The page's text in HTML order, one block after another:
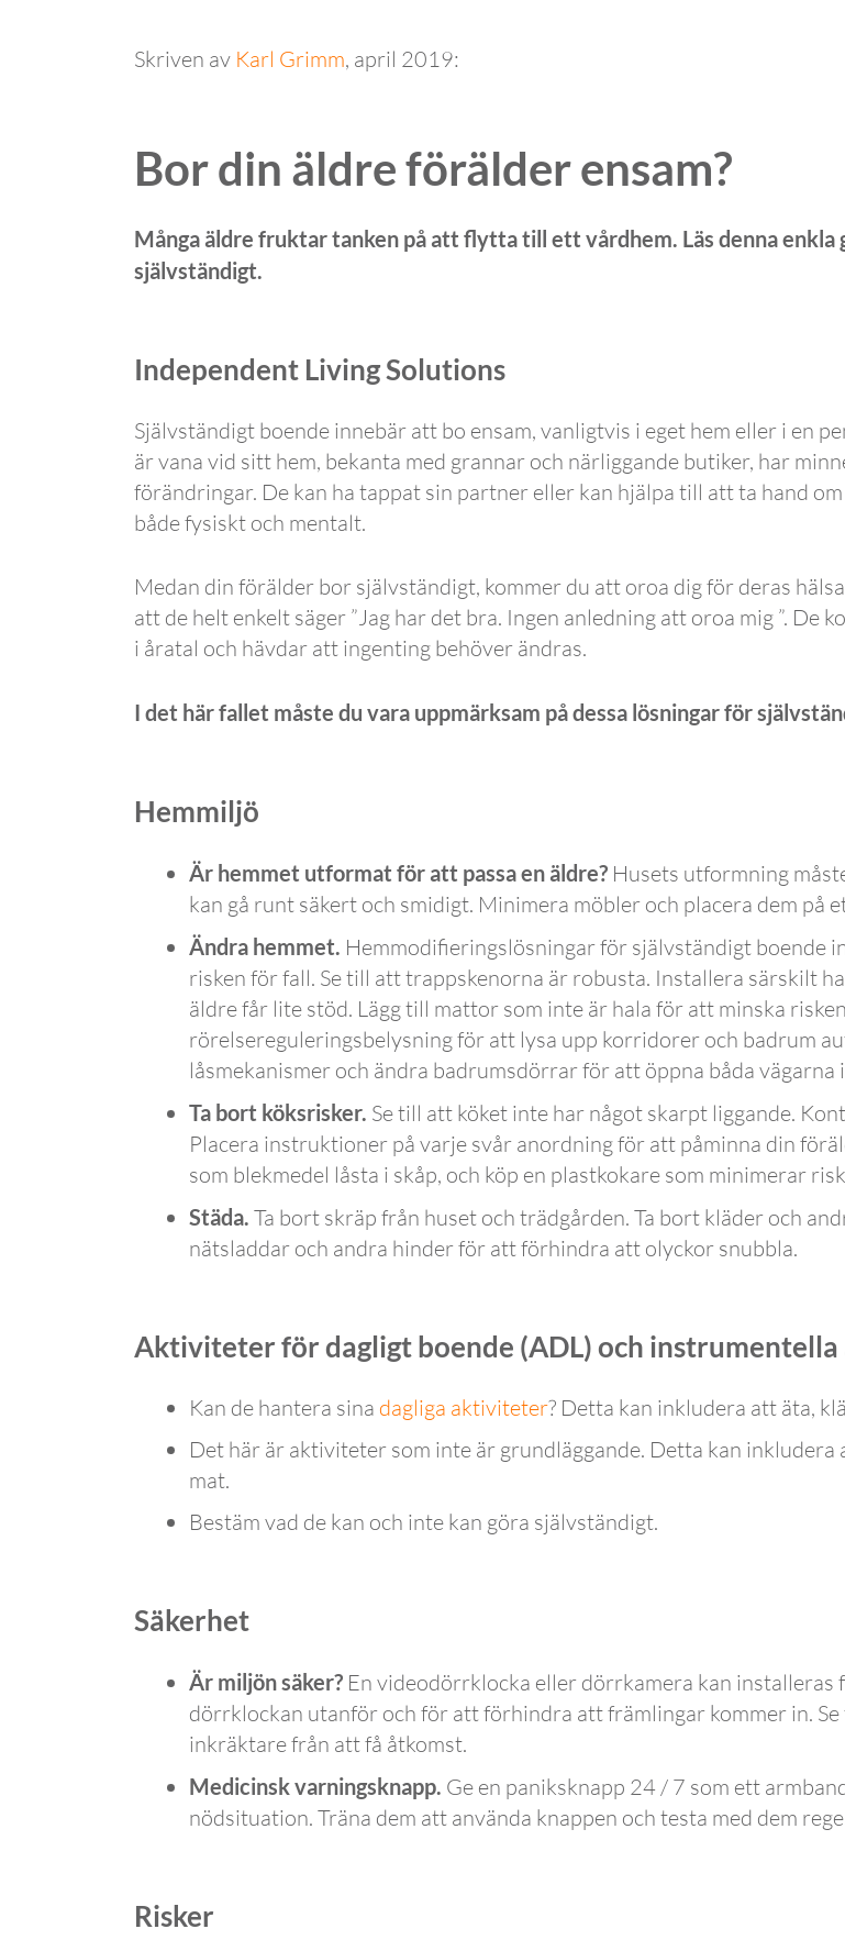
Skriven av Karl Grimm, april 2019:
Bor din äldre förälder ensam?
Många äldre fruktar tanken på att flytta till ett vårdhem. Läs denna
självständigt.
Independent Living Solutions
Självständigt boende innebär att bo ensam, vanligtvis i eget hem eller i en
är vana vid sitt hem, bekanta med grannar och närliggande butiker, har
förändringar. De kan ha tappat sin partner eller kan hjälpa till att ta hand
både fysiskt och mentalt.
Medan din förälder bor självständigt, kommer du att oroa dig för deras
att de helt enkelt säger ”Jag har det bra. Ingen anledning att oroa mig ”.
i åratal och hävdar att ingenting behöver ändras.
I det här fallet måste du vara uppmärksam på dessa lösningar för
Hemmiljö
Är hemmet utformat för att passa en äldre? Husets utformning
kan gå runt säkert och smidigt. Minimera möbler och placera dem på
Ändra hemmet. Hemmodifieringslösningar för självständigt boende
risken för fall. Se till att trappskenorna är robusta. Installera särskilt
äldre får lite stöd. Lägg till mattor som inte är hala för att minska
rörelsereguleringsbelysning för att lysa upp korridorer och badrum
låsmekanismer och ändra badrumsdörrar för att öppna båda
Ta bort köksrisker. Se till att köket inte har något skarpt liggande.
Placera instruktioner på varje svår anordning för att påminna din
som blekmedel låsta i skåp, och köp en plastkokare som minimerar
Städa. Ta bort skräp från huset och trädgården. Ta bort kläder och
nätsladdar och andra hinder för att förhindra att olyckor snubbla.
Aktiviteter för dagligt boende (ADL) och
Kan de hantera sina dagliga aktiviteter? Detta kan inkludera att äta,
Det här är aktiviteter som inte är grundläggande. Detta kan inkludera
mat.
Bestäm vad de kan och inte kan göra självständigt.
Säkerhet
Är miljön säker? En videodörrklocka eller dörrkamera kan installeras
dörrklockan utanför och för att förhindra att främlingar kommer in.
inkräktare från att få åtkomst.
Medicinsk varningsknapp. Ge en paniksknapp 24 / 7 som ett
nödsituation. Träna dem att använda knappen och testa med dem
Risker